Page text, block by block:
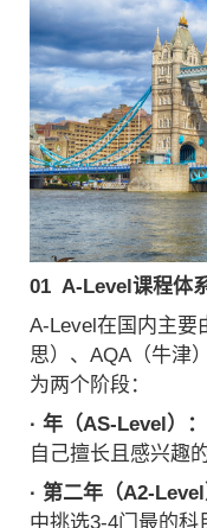
01 A-Level课程体
A-Level在国内主要
思）、AQA（牛津
为两个阶段：
· 年（AS-Level）：
自己擅长且感兴趣
· 第二年（A2-Level
中挑选3-4门最的科